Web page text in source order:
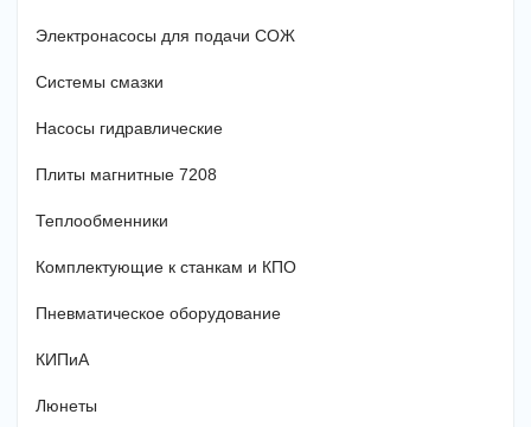
Электронасосы для подачи СОЖ
Системы смазки
Насосы гидравлические
Плиты магнитные 7208
Теплообменники
Комплектующие к станкам и КПО
Пневматическое оборудование
КИПиА
Люнеты